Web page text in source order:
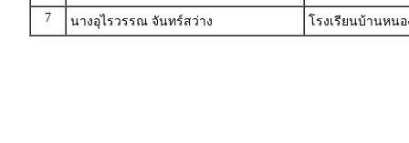
7
นางอุไรวรรณ จันทร์สว่าง โรงเรียนบ้านหน